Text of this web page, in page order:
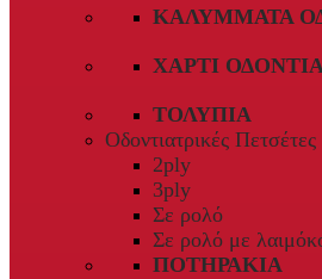
ΚΑΛΎΜΜΑΤΑ
ΧΑΡΤΊ
ΤΟΛΎΠΙΑ
Οδοντιατρικές Πετσέτες
2ply
3ply
Σε ρολό
Σε ρολό με
ΠΟΤΗΡΆΚΙΑ